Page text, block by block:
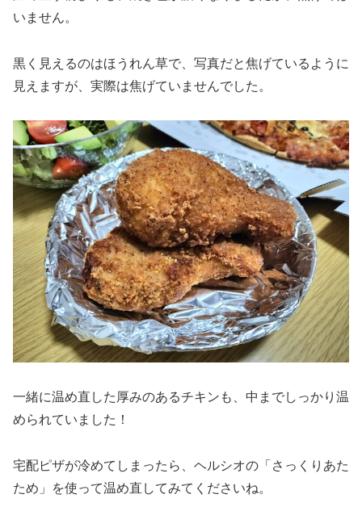
いません。
黒く見えるのはほうれん草で、写真だと焦げているように
見えますが、実際は焦げていませんでした。
一緒に温め直した厚みのあるチキンも、中までしっかり温
められていました！
宅配ピザが冷めてしまったら、ヘルシオの「さっくりあた
ため」を使って温め直してみてくださいね。